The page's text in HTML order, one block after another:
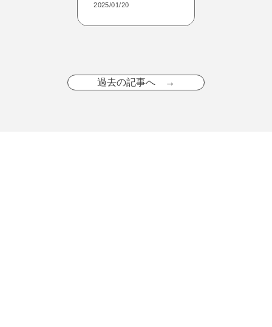
2025/01/20
過去の記事へ →